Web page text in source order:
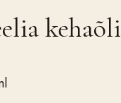
kehaõli